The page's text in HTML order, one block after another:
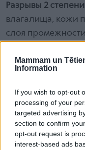
Mammam un
Information
If you wish to opt-out
processing of your
targeted advertising
section to confirm
opt-out request is
interest-based ads
Разрывы 2 степени
влагалища, кожи
слоя
влагалища, кожи
сфинктера;
Разрывы 4 степени
оболочки
мышечного слоя
внутреннего